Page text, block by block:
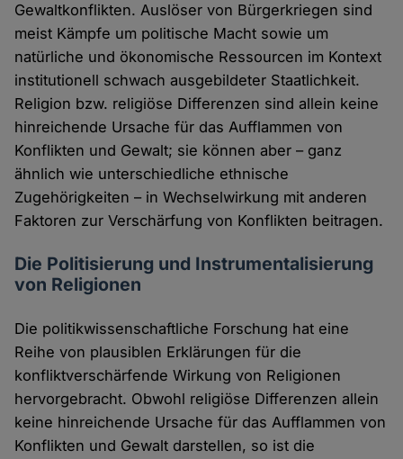
Gewaltkonflikten. Auslöser von Bürgerkriegen sind
meist Kämpfe um politische Macht sowie um
natürliche und ökonomische Ressourcen im Kontext
institutionell schwach ausgebildeter Staatlichkeit.
Religion bzw. religiöse Differenzen sind allein keine
hinreichende Ursache für das Aufflammen von
Konflikten und Gewalt; sie können aber – ganz
ähnlich wie unterschiedliche ethnische
Zugehörigkeiten – in Wechselwirkung mit anderen
Faktoren zur Verschärfung von Konflikten beitragen.
Die Politisierung und Instrumentalisierung
von Religionen
Die politikwissenschaftliche Forschung hat eine
Reihe von plausiblen Erklärungen für die
konfliktverschärfende Wirkung von Religionen
hervorgebracht. Obwohl religiöse Differenzen allein
keine hinreichende Ursache für das Aufflammen von
Konflikten und Gewalt darstellen, so ist die